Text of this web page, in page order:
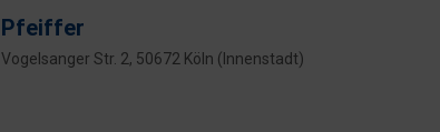
Pfeiffer
Vogelsanger Str. 2, 50672 Köln (Innenstadt)